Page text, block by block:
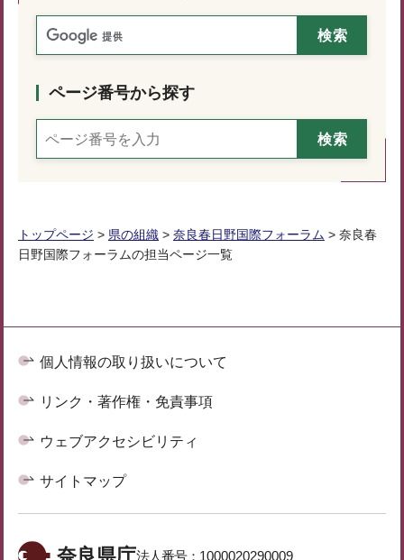
ページ番号から探す
トップページ > 県の組織 > 奈良春日野国際フォーラム > 奈良春
日野国際フォーラムの担当ページ一覧
個人情報の取り扱いについて
リンク・著作権・免責事項
ウェブアクセシビリティ
サイトマップ
法人番号： 1000020290009